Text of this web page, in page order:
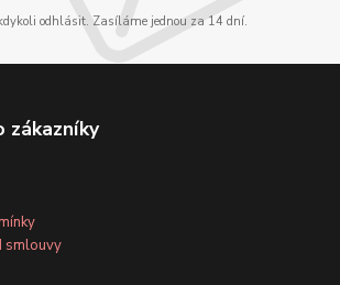
odhlásit. Zasíláme jednou za 14 dní.
zákazníky
smlouvy